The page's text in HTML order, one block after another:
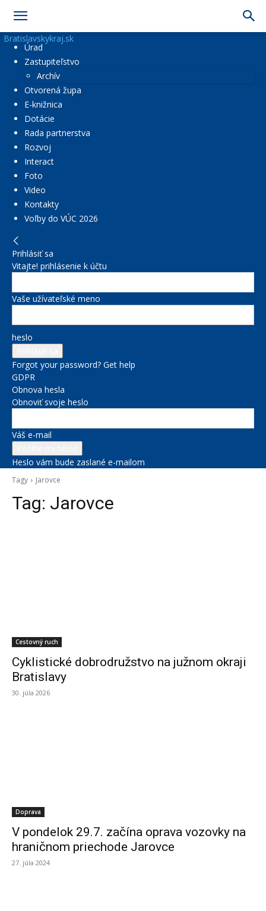
Bratislavskykraj.sk
Úrad
Zastupiteľstvo
Archív
Otvorená župa
E-knižnica
Dotácie
Rada partnerstva
Rozvoj
Interact
Foto
Video
Kontakty
Voľby do VÚC 2026
Prihlásiť sa
Vitajte! prihlásenie k účtu
Vaše užívateľské meno
heslo
Forgot your password? Get help
GDPR
Obnova hesla
Obnoviť svoje heslo
Váš e-mail
Heslo vám bude zaslané e-mailom
Tagy Jarovce
Tag: Jarovce
Cestovný ruch
Cyklistické dobrodružstvo na južnom okraji
Bratislavy
30. júla 2026
Doprava
V pondelok 29.7. začína oprava vozovky na
hraničnom priechode Jarovce
27. júla 2024